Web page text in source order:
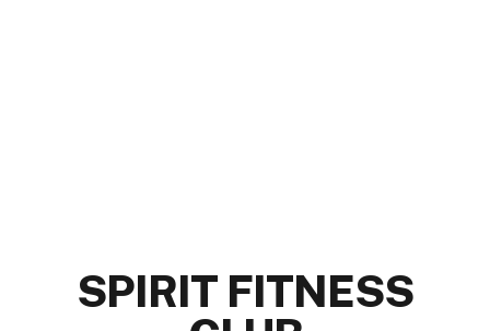
SPIRIT FITNESS